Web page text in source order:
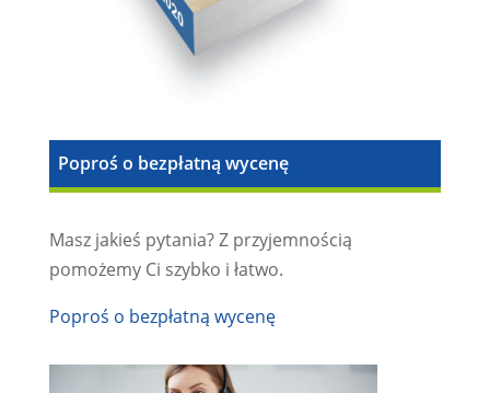
Poproś o bezpłatną wycenę
Masz jakieś pytania? Z przyjemnością
pomożemy Ci szybko i łatwo.
Poproś o bezpłatną wycenę